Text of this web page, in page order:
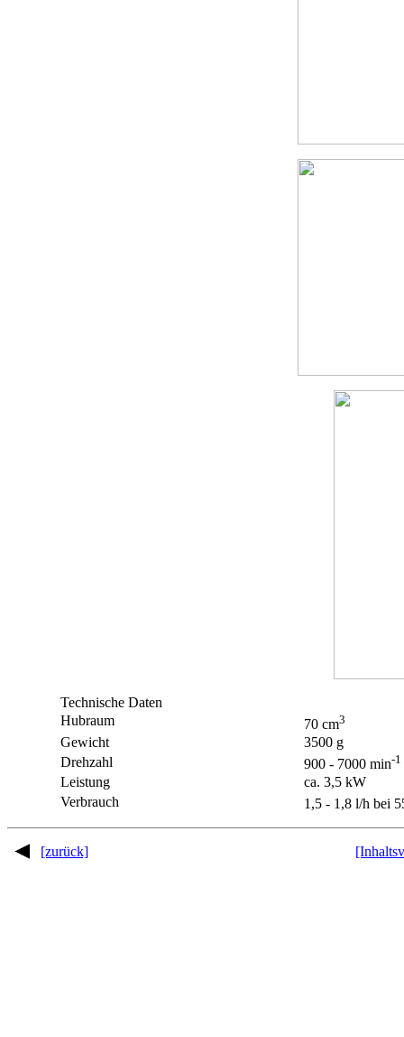
Technische Daten
Hubraum
70 cm3
Gewicht
3500 g
Drehzahl
900 - 7000 min-1
Leistung
ca. 3,5 kW
Verbrauch
1,5 - 1,8 l/h bei
[zurück]